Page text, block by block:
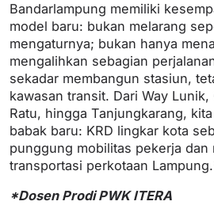
Bandarlampung memiliki
model baru: bukan melarang
mengaturnya; bukan hanya
mengalihkan sebagian
sekadar membangun stasiun,
kawasan transit. Dari Way
Ratu, hingga Tanjungkarang,
babak baru: KRD lingkar kota
punggung mobilitas pekerja dan
transportasi perkotaan
*Dosen Prodi PWK ITERA